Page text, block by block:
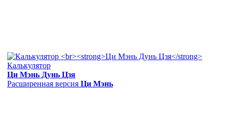
Калькулятор
Ци Мэнь Дунь Цзя
Расширенная версия Ци Мэнь